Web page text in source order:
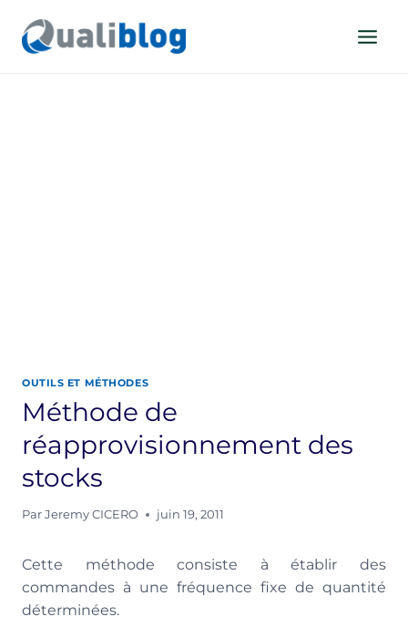
contenu
OUTILS ET MÉTHODES
Méthode de
réapprovisionnement des
stocks
Par Jeremy CICERO juin 19, 2011
Cette méthode consiste à établir des
commandes à une fréquence fixe de quantité
déterminées.